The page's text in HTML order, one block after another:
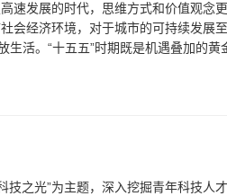
发展的时代，思维方式和价值观念更
会经济环境，对于城市的可持续发展
活。“十五五”时期既是机遇叠加的黄
技之光”为主题，深入挖掘青年科技人